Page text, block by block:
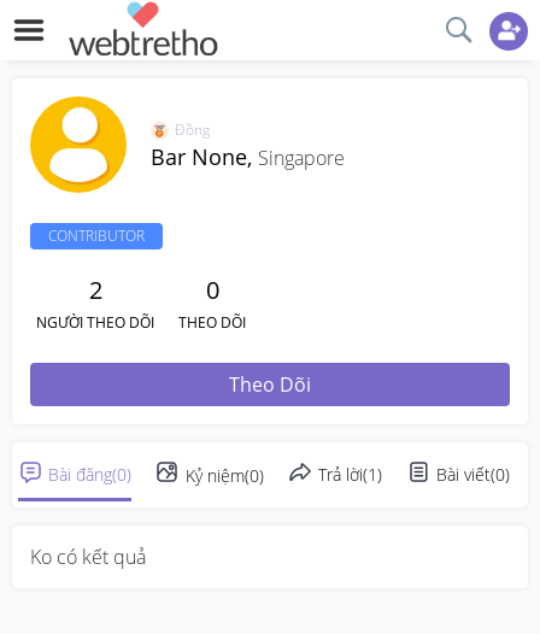
Đồng
Bar None, Singapore
CONTRIBUTOR
2
NGƯỜI THEO DÕI
0
THEO DÕI
Theo Dõi
Bài đăng(0) Kỷ niệm(0) Trả lời(1) Bài viết(0)
Ko có kết quả